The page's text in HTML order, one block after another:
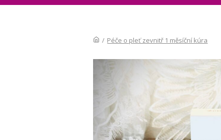
/ Péče o pleť zevnitř 1 měsíční kúra